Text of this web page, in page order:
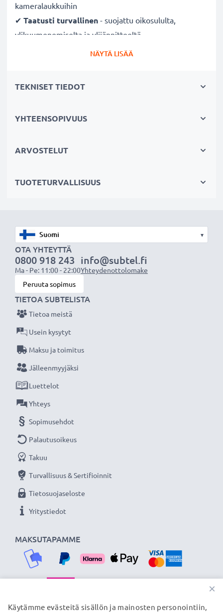
kameralaukkuihin
✔ Taatusti turvallinen - suojattu oikosululta,
ylikuumenemiselta ja ylijännitteeltä
tulojännite- 100V - 250V tulojännite
1 x 1000mAh akku:noin 2 tuntia
1 x 3000mAh akku:
Älä missaa kuvauksellista hetkeä CELLONIC LCD-
laturin ansiosta, 3 vuoden takuu!
NÄYTÄ LISÄÄ
TEKNISET TIEDOT
YHTEENSOPIVUUS
ARVOSTELUT
TUOTETURVALLISUUS
▾
OTA YHTEYTTÄ
0800 918 243
Ma - Pe: 11:00 - 22:00
info@subtel.fi
Yhteydenottolomake
Peruuta sopimus
MAKSUTAPAMME
TIETOA SUBTELISTA
Tietoa meistä
Usein kysytyt
Maksu ja toimitus
Jälleenmyyjäksi
Luettelot
Yhteys
Sopimusehdot
Palautusoikeus
Takuu
Turvallisuus & Sertifioinnit
Tietosuojaseloste
Yritystiedot
TOIMITUSKUMPPANIMME
×
Käytämme evästeitä sisällön ja mainosten personointiin,